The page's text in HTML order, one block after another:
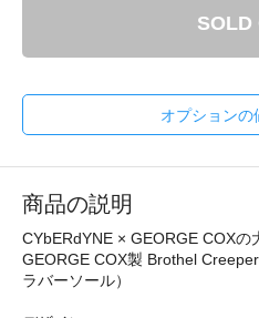
SOLD
オプションの
商品の説明
CYbERdYNE × GEORGE COXの
GEORGE COX製 Brothel
ラバーソール）